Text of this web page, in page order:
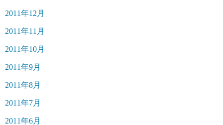
2011年12月
2011年11月
2011年10月
2011年9月
2011年8月
2011年7月
2011年6月